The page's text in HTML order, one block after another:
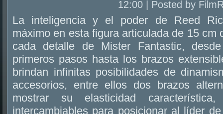
12:00 | Posted by
La inteligencia y el poder de Reed
máximo en esta figura articulada de 15 cm
cada detalle de Mister Fantastic,
primeros pasos hasta los brazos
brindan infinitas posibilidades de
accesorios, entre ellos dos brazos
mostrar su elasticidad
intercambiables para posicionar al líder